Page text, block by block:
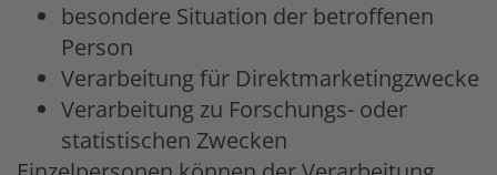
besondere Situation der betroffenen
Person
Verarbeitung für Direktmarketingzwecke
Verarbeitung zu Forschungs- oder
statistischen Zwecken